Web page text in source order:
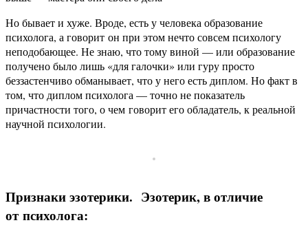
Но бывает и хуже. Вроде, есть у человека образование
психолога, а говорит он при этом нечто совсем психологу
неподобающее. Не знаю, что тому виной — или образование
получено было лишь «для галочки» или гуру просто
беззастенчиво обманывает, что у него есть диплом. Но факт в
том, что диплом психолога — точно не показатель
причастности того, о чем говорит его обладатель, к реальной
научной психологии.
Признаки эзотерики. Эзотерик, в отличие
от психолога: